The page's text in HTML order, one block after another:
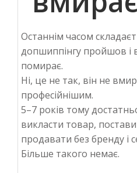
Останнім часом
допшиппінгу пройшов і
помирає.
Ні, це не так, він не
професійнішим.
5–7 років тому
викласти товар,
продавати без бренду і
Більше такого немає.